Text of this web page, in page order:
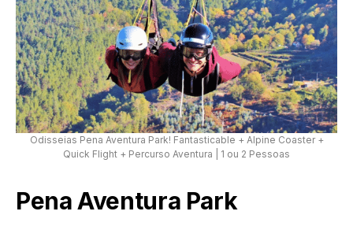
Odisseias Pena Aventura Park! Fantasticable + Alpine Coaster +
Quick Flight + Percurso Aventura | 1 ou 2 Pessoas
Pena Aventura Park